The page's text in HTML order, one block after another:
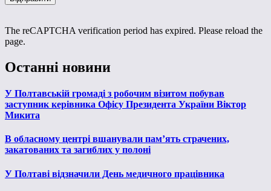
The reCAPTCHA verification period has expired. Please reload the
page.
Останні новини
У Полтавській громаді з робочим візитом побував
заступник керівника Офісу Президента України Віктор
Микита
В обласному центрі вшанували пам’ять страчених,
закатованих та загиблих у полоні
У Полтаві відзначили День медичного працівника